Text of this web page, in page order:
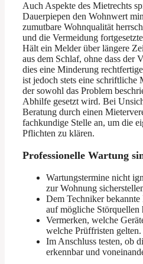
Auch Aspekte des Mietrechts
Dauerpiepen den Wohnwert
zumutbare Wohnqualität
und die Vermeidung
Hält ein Melder über längere
aus dem Schlaf, ohne dass der
dies eine Minderung
ist jedoch stets eine schriftliche
der sowohl das Problem
Abhilfe gesetzt wird. Bei
Beratung durch einen
fachkundige Stelle an, um die
Pflichten zu klären.
Professionelle Wartung
Wartungstermine nicht
zur Wohnung
Dem Techniker
auf mögliche Störquellen
Vermerken, welche
welche Prüffristen gelten.
Im Anschluss testen, ob
erkennbar und